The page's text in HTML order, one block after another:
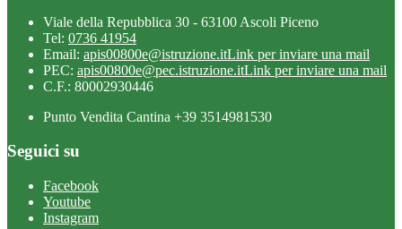
Viale della Repubblica 30 - 63100 Ascoli Piceno
Tel: 0736 41954
Email: apis00800e@istruzione.itLink per inviare una mail
PEC: apis00800e@pec.istruzione.itLink per inviare una mail
C.F.: 80002930446
Punto Vendita Cantina +39 3514981530
Seguici su
Facebook
Youtube
Instagram